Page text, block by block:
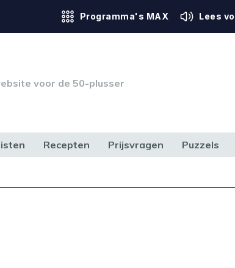
Programma's MAX Lees
voor de 50-plusser
Recepten Prijsvragen Puzzels